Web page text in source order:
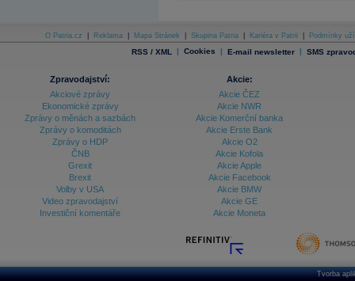
O Patria.cz Reklama Mapa Stránek Skupina Patria Kariéra v Patrii Podmínky
RSS / XML | Cookies | E-mail newsletter | SMS
Zpravodajství:
Akciové zprávy
Ekonomické zprávy
Zprávy o měnách a sazbách
Zprávy o komoditách
Zprávy o HDP
ČNB
Grexit
Brexit
Volby v USA
Video zpravodajství
Investiční komentáře
Akcie:
Akcie ČEZ
Akcie NWR
Akcie Komerční banka
Akcie Erste Bank
Akcie O2
Akcie Kofola
Akcie Apple
Akcie Facebook
Akcie BMW
Akcie GE
Akcie Moneta
Tvorba